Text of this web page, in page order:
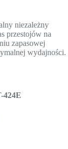
niezależny
przestojów na
zapasowej
wydajności.
424E